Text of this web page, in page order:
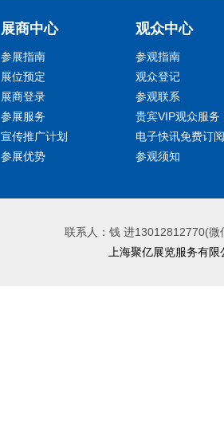
展商中心
参展指南
展位预定
展商登录
参展服务
宣传推广计划
参展优势
观众中心
参观指南
观众登记
参观联系
贵宾VIP观众服务
电子快讯免费订阅
参观须知
联系人：钱 进13012812770(
上海聚亿展览服务有限